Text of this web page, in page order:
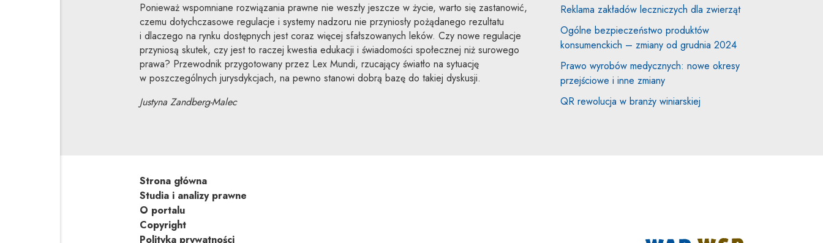
Ponieważ wspomniane rozwiązania prawne nie weszły jeszcze w życie, warto się zastanowić,
czemu dotychczasowe regulacje i systemy nadzoru nie przyniosły pożądanego rezultatu
i dlaczego na rynku dostępnych jest coraz więcej sfałszowanych leków. Czy nowe regulacje
przyniosą skutek, czy jest to raczej kwestia edukacji i świadomości społecznej niż surowego
prawa? Przewodnik przygotowany przez Lex Mundi, rzucający światło na sytuację
w poszczególnych jurysdykcjach, na pewno stanowi dobrą bazę do takiej dyskusji.
Justyna Zandberg-Malec
Reklama zakładów leczniczych dla zwierząt
Ogólne bezpieczeństwo produktów
konsumenckich – zmiany od grudnia 2024
Prawo wyrobów medycznych: nowe okresy
przejściowe i inne zmiany
QR rewolucja w branży winiarskiej
Strona główna
Studia i analizy prawne
O portalu
Copyright
Polityka prywatności